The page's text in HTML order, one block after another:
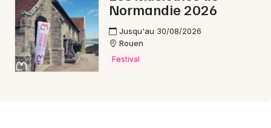
Normandie 2026
Jusqu'au 30/08/2026
Rouen
Festival